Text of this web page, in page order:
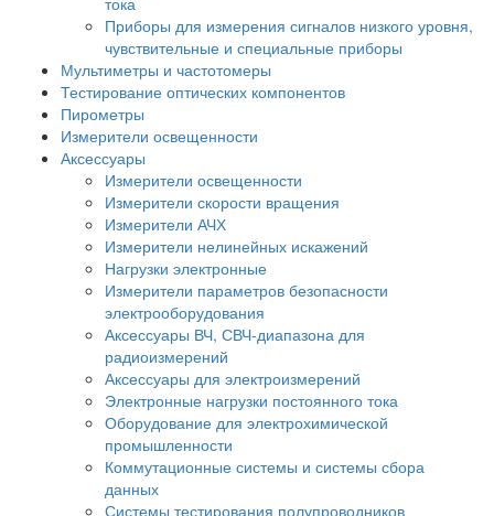
Приборы для измерения сигналов низкого уровня,
чувствительные и специальные приборы
Мультиметры и частотомеры
Тестирование оптических компонентов
Пирометры
Измерители освещенности
Аксессуары
Измерители освещенности
Измерители скорости вращения
Измерители АЧХ
Измерители нелинейных искажений
Нагрузки электронные
Измерители параметров безопасности
электрооборудования
Аксессуары ВЧ, СВЧ-диапазона для
радиоизмерений
Аксессуары для электроизмерений
Электронные нагрузки постоянного тока
Оборудование для электрохимической
промышленности
Коммутационные системы и системы сбора
данных
Системы тестирования полупроводников